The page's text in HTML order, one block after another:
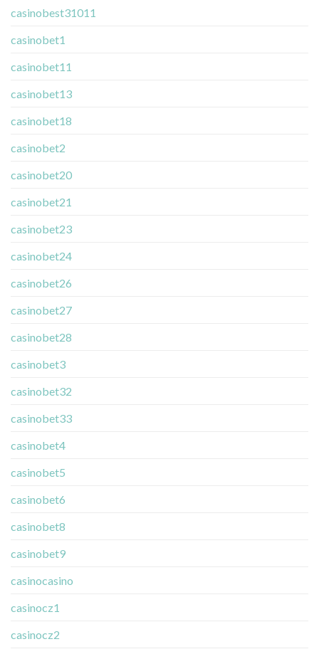
casinobest31011
casinobet1
casinobet11
casinobet13
casinobet18
casinobet2
casinobet20
casinobet21
casinobet23
casinobet24
casinobet26
casinobet27
casinobet28
casinobet3
casinobet32
casinobet33
casinobet4
casinobet5
casinobet6
casinobet8
casinobet9
casinocasino
casinocz1
casinocz2